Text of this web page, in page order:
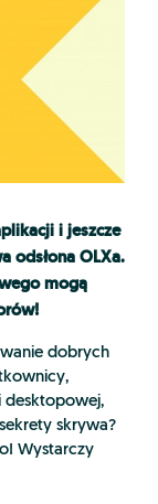
i jeszcze
odsłona OLXa.
mogą
dobrych
desktopowej,
skrywa?
Wystarczy